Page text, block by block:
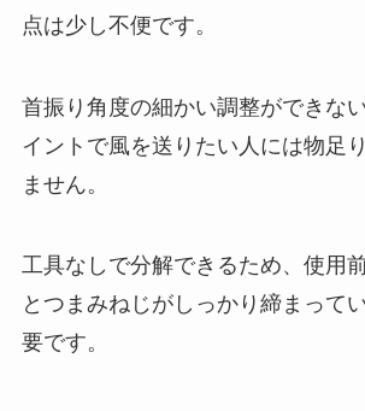
点は少し不便です。
首振り角度の細かい調整ができな
イントで風を送りたい人には物足
ません。
工具なしで分解できるため、使用
とつまみねじがしっかり締まって
要です。